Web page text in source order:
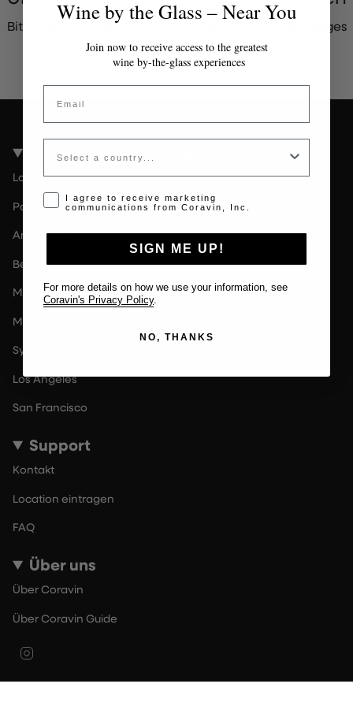
Bitte kontaktieren Sie den Administrator für ein gültiges
Token.
Coravin Guide Standorte
London
Paris
Amsterdam
Berlin
Milan
Melbourne
Sydney
Los Angeles
San Francisco
Support
Kontakt
Location eintragen
FAQ
Über uns
Über Coravin
Über Coravin Guide
Wine by the Glass – Near You
Join now to receive access to the greatest
wine by-the-glass experiences
Email
Country
Opt-in disclaimer
I agree to receive marketing
communications from Coravin, Inc.
SIGN ME UP!
For more details on how we use your information, see
Coravin's Privacy Policy
NO, THANKS